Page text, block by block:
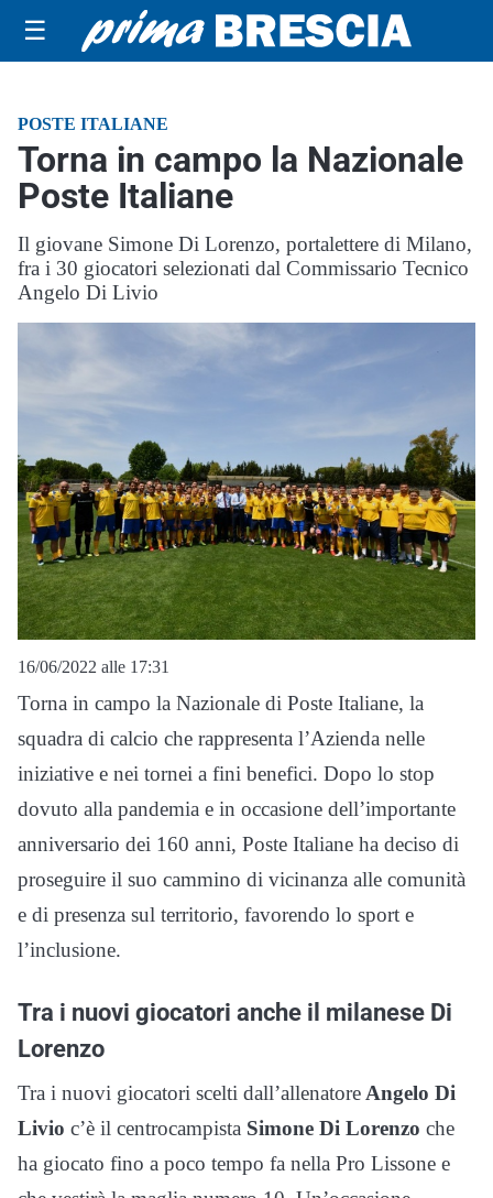
☰
POSTE ITALIANE
Torna in campo la Nazionale
Poste Italiane
Il giovane Simone Di Lorenzo, portalettere di Milano,
fra i 30 giocatori selezionati dal Commissario Tecnico
Angelo Di Livio
16/06/2022 alle 17:31
Torna in campo la Nazionale di Poste Italiane, la
squadra di calcio che rappresenta l’Azienda nelle
iniziative e nei tornei a fini benefici. Dopo lo stop
dovuto alla pandemia e in occasione dell’importante
anniversario dei 160 anni, Poste Italiane ha deciso di
proseguire il suo cammino di vicinanza alle comunità
e di presenza sul territorio, favorendo lo sport e
l’inclusione.
Tra i nuovi giocatori anche il milanese Di
Lorenzo
Tra i nuovi giocatori scelti dall’allenatore Angelo Di
Livio c’è il centrocampista Simone Di Lorenzo che
ha giocato fino a poco tempo fa nella Pro Lissone e